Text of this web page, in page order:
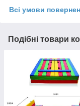
Всі умови
Подібні товари